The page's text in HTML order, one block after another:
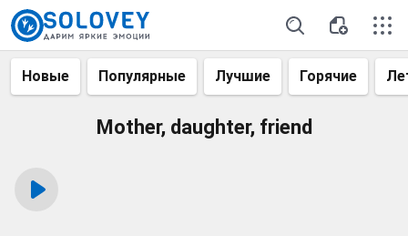
Новые Популярные Лучшие Горячие
Mother, daughter, friend